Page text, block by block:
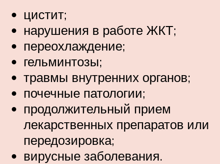
цистит;
нарушения в работе ЖКТ;
переохлаждение;
гельминтозы;
травмы внутренних органов;
почечные патологии;
продолжительный прием
лекарственных препаратов или
передозировка;
вирусные заболевания.